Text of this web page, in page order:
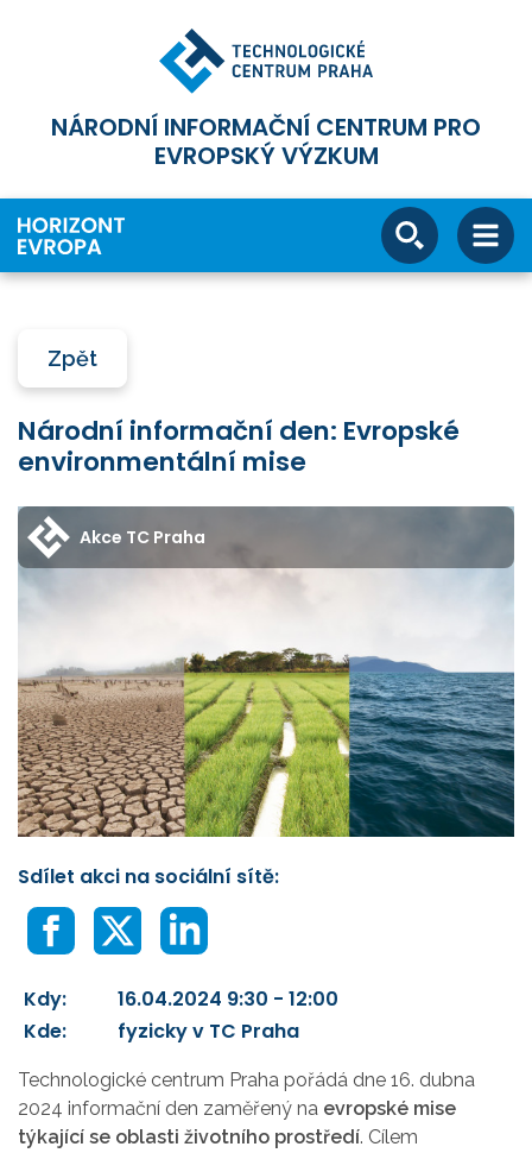
NÁRODNÍ INFORMAČNÍ CENTRUM PRO
EVROPSKÝ VÝZKUM
Zpět
Národní informační den: Evropské
environmentální mise
Akce TC Praha
Sdílet akci na sociální sítě:
Kdy:
16.04.2024 9:30 - 12:00
Kde:
fyzicky v TC Praha
Technologické centrum Praha pořádá dne 16. dubna
2024 informační den zaměřený na evropské mise
týkající se oblasti životního prostředí. Cílem